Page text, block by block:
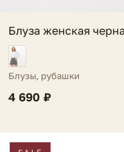
Блуза женская
Блузы, рубашки
4 690 ₽